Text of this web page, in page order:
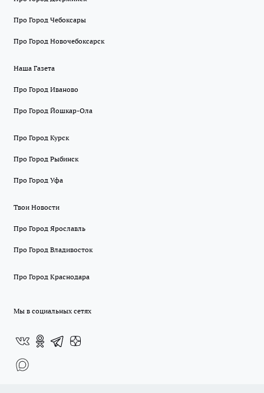
Про Город Чебоксары
Про Город Новочебоксарск
Наша Газета
Про Город Иваново
Про Город Йошкар-Ола
Про Город Курск
Про Город Рыбинск
Про Город Уфа
Твои Новости
Про Город Ярославль
Про Город Владивосток
Про Город Краснодара
Мы в социальных сетях